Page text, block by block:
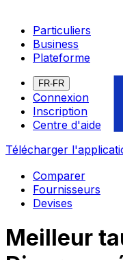
Particuliers
Business
Plateforme
FR-FR
Connexion
Inscription
Centre d'aide
Télécharger
Comparer
Fournisseurs
Devises
Meilleur